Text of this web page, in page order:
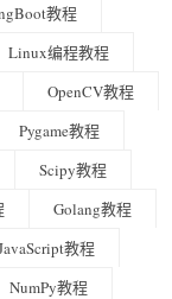
教程
Linux编程教程
OpenCV教程
Pygame教程
Scipy教程
Golang教程
教程
NumPy教程